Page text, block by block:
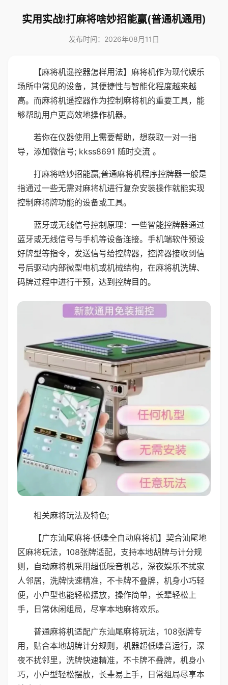
实用实战!打麻将啥妙招能赢(普通机通用)
发布时间：2026年08月11日
【麻将机遥控器怎样用法】麻将机作为现代娱乐
场所中常见的设备，其便捷性与智能化程度越来越
高。而麻将机遥控器作为控制麻将机的重要工具，能
够帮助用户更高效地操作机器。
若你在仪器使用上需要帮助，想获取一对一指
导，添加微信号; kkss8691 随时交流 。
打麻将啥妙招能赢;普通麻将机程序控牌器一般是
指通过一些无需对麻将机进行复杂安装操作就能实现
控制麻将牌功能的设备或工具。
蓝牙或无线信号控制原理：一些智能控牌器通过
蓝牙或无线信号与手机等设备连接。手机端软件预设
好牌型等指令，发送信号给控牌器，控牌器接收到信
号后驱动内部微型电机或机械结构，在麻将机洗牌、
码牌过程中进行干预，达到控牌目的。
相关麻将玩法及特色;
【广东汕尾麻将·低噪全自动麻将机】契合汕尾地
区麻将玩法，108张牌适配，支持本地胡牌与计分规
则，自动麻将机采用超低噪音机芯，深夜娱乐不扰家
人邻居，洗牌快速精准，不卡牌不叠牌，机身小巧轻
便，小户型也能轻松摆放，操作简单，长辈轻松上
手，日常休闲组局，尽享本地麻将欢乐。
普通麻将机适配广东汕尾麻将玩法，108张牌专
用，贴合本地胡牌计分规则，机器超低噪音运行，深
夜不扰邻里，洗牌快速精准，不卡牌不叠牌，机身小
巧，小户型轻松摆放，长辈易上手，日常组局尽享本